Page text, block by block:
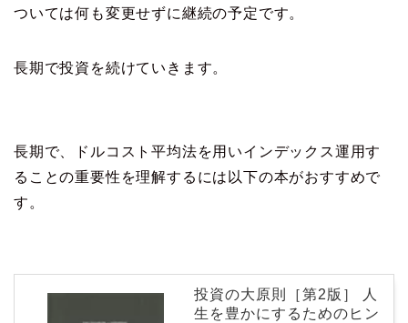
ついては何も変更せずに継続の予定です。
長期で投資を続けていきます。
長期で、ドルコスト平均法を用いインデックス運用す
ることの重要性を理解するには以下の本がおすすめで
す。
投資の大原則［第2版］ 人
生を豊かにするためのヒン